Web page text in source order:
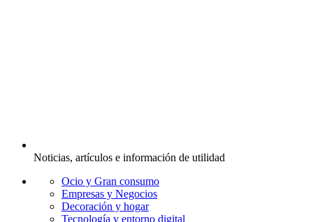
Noticias, artículos e información de utilidad
Ocio y Gran consumo
Empresas y Negocios
Decoración y hogar
Tecnología y entorno digital